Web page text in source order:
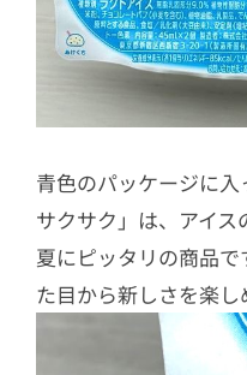
青色のパッケージに
サクサク」は、アイ
夏にピッタリの商品
た目から新しさを楽し